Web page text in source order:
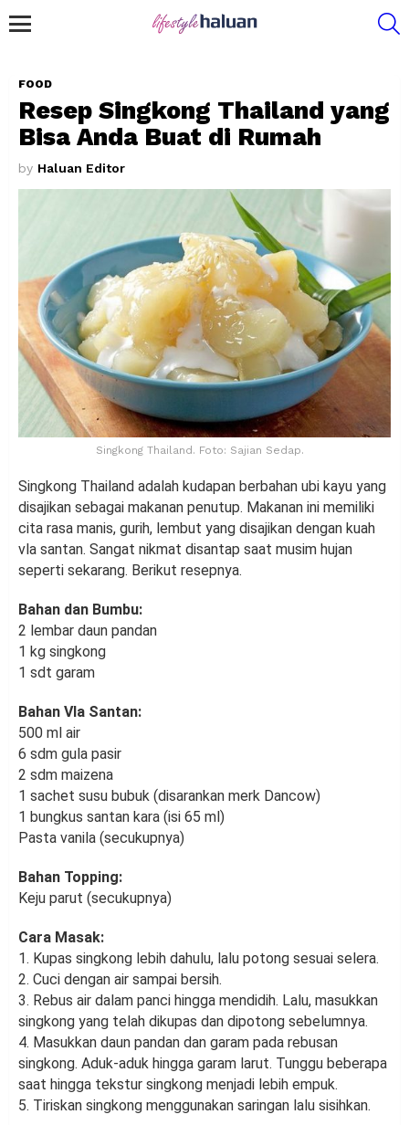
FOOD
Resep Singkong Thailand yang
Bisa Anda Buat di Rumah
by Haluan Editor
Singkong Thailand. Foto: Sajian Sedap.
Singkong Thailand adalah kudapan berbahan ubi kayu yang
disajikan sebagai makanan penutup. Makanan ini memiliki
cita rasa manis, gurih, lembut yang disajikan dengan kuah
vla santan. Sangat nikmat disantap saat musim hujan
seperti sekarang. Berikut resepnya.
Bahan dan Bumbu:
2 lembar daun pandan
1 kg singkong
1 sdt garam
Bahan Vla Santan:
500 ml air
6 sdm gula pasir
2 sdm maizena
1 sachet susu bubuk (disarankan merk Dancow)
1 bungkus santan kara (isi 65 ml)
Pasta vanila (secukupnya)
Bahan Topping:
Keju parut (secukupnya)
Cara Masak:
1. Kupas singkong lebih dahulu, lalu potong sesuai selera.
2. Cuci dengan air sampai bersih.
3. Rebus air dalam panci hingga mendidih. Lalu, masukkan
singkong yang telah dikupas dan dipotong sebelumnya.
4. Masukkan daun pandan dan garam pada rebusan
singkong. Aduk-aduk hingga garam larut. Tunggu beberapa
saat hingga tekstur singkong menjadi lebih empuk.
5. Tiriskan singkong menggunakan saringan lalu sisihkan.